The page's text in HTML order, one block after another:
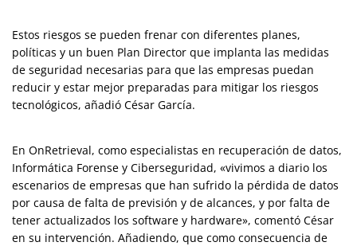
Estos riesgos se pueden frenar con diferentes planes,
políticas y un buen Plan Director que implanta las medidas
de seguridad necesarias para que las empresas puedan
reducir y estar mejor preparadas para mitigar los riesgos
tecnológicos, añadió César García.
En OnRetrieval, como especialistas en recuperación de datos,
Informática Forense y Ciberseguridad, «vivimos a diario los
escenarios de empresas que han sufrido la pérdida de datos
por causa de falta de previsión y de alcances, y por falta de
tener actualizados los software y hardware», comentó César
en su intervención. Añadiendo, que como consecuencia de